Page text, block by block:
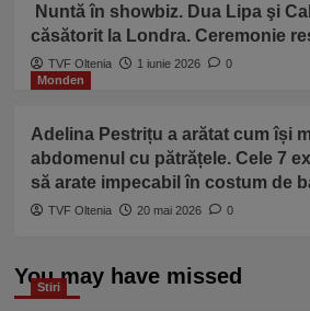
Nuntă în showbiz. Dua Lipa şi
căsătorit la Londra. Ceremonie
TVF Oltenia 1 iunie 2026
0
Monden
Adelina Pestrițu a arătat cum își
abdomenul cu pătrățele. Cele 7
să arate impecabil în costum de
TVF Oltenia 20 mai 2026 0
You may have missed
Stiri